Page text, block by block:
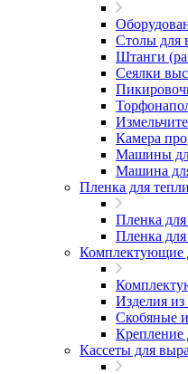
Столы для
Штанги
Сеялки
Камера
Машины
Машина
Пленка для
Пленка
Пленка
Комплектующие
Изделия
Скобяные
Крепление
Кассеты для